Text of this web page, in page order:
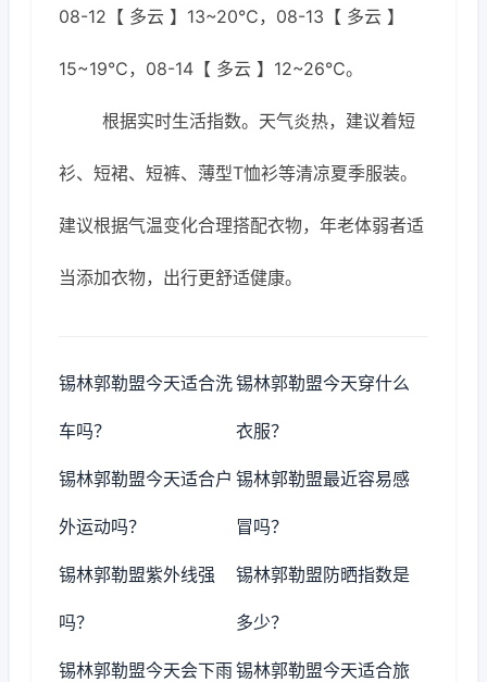
08-12【 多云 】13~20℃，08-13【 多云 】
15~19℃，08-14【 多云 】12~26℃。
根据实时生活指数。天气炎热，建议着短
衫、短裙、短裤、薄型T恤衫等清凉夏季服装。
建议根据气温变化合理搭配衣物，年老体弱者适
当添加衣物，出行更舒适健康。
锡林郭勒盟今天适合洗
车吗？
锡林郭勒盟今天穿什么
衣服？
锡林郭勒盟今天适合户
外运动吗？
锡林郭勒盟最近容易感
冒吗？
锡林郭勒盟紫外线强
吗？
锡林郭勒盟防晒指数是
多少？
锡林郭勒盟今天会下雨锡林郭勒盟今天适合旅